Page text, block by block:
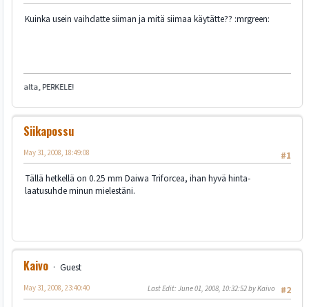
Kuinka usein vaihdatte siiman ja mitä siimaa käytätte?? :mrgreen:
PERKELE!
Siikapossu
#1
May 31, 2008, 18:49:08
Tällä hetkellä on 0.25 mm Daiwa Triforcea, ihan hyvä hinta-
laatusuhde minun mielestäni.
Kaivo
Guest
#2
May 31, 2008, 23:40:40 Last Edit: June 01, 2008, 10:32:52 by Kaivo